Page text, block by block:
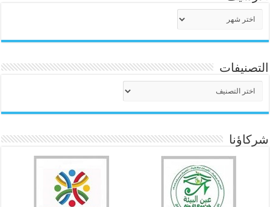
التصنيفات
شركاؤنا